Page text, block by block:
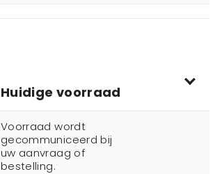
Huidige voorraad
Voorraad wordt
gecommuniceerd bij
uw aanvraag of
bestelling.